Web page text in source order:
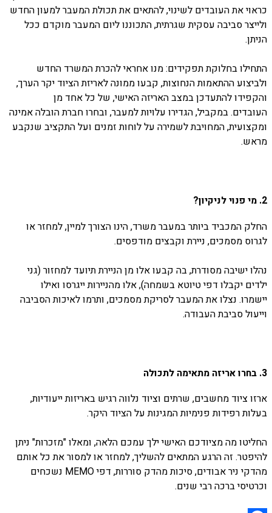
כראוי את העובדים לשינוי, להתאים את תכולת המעבר למעון החדש
ולייצר סביבה עסקית שגרתית, התכוננו ליום המעבר מוקדם ככל
הניתן.
התחילו בחלוקת תפקידים: מנו אחראי להכרת המשרד החדש
ולביצוע ההתאמות הנחוצות, קבעו ממונה לאריזת הציוד יקר הערך,
והקפידו להתעדכן במצב האריזה האישי, של כל אחד מן
העובדים. במקביל, הגדירו עלויות למעבר, ובחרו חברת הובלה אמינה
ומקצועית, המחויבת לשמירה על לוחות זמנים ועל התקציב שנקבע
מראש.
2. מי פנוי לניקיון?
החלק המכביד ביותר במעבר משרד, הינו הצורך למיין, למחזר או
לגרוס מסמכים, ניירת וקבצים מודפסים.
נהלו ישיבה מסודרת, בה קבעו אלו מן הניירת תיועד למחזור (גני
ילדים יקבלו דפי טיוטא בשמחה), אלו מהניירות ייגרסו ואילו
יישמרו. נצלו את המעבר לסריקת מסמכים, ותרמו לאיכות הסביבה
וייעול סביבת העבודה.
3. בחרו אריזה מתאימה לתכולה
ארזו ציוד מחשבים, שרתים וציוד נלווה רגיש באריזות ייעודיות,
בעלות רפידות פנימיות המגינות על הציוד היקר.
החליטו מה מציודכם האישי ילך עמכם הלאה, ומאלו "מזכרות" ניתן
להיפטר. זה הרגע המתאים להשליך, למחזר או למסור את כל אותם
מהדקי ניר אבודים, סיכות מהדק סוררות, דפי MEMO נשכחים
וכרטיסי ברכה רבי שנים.